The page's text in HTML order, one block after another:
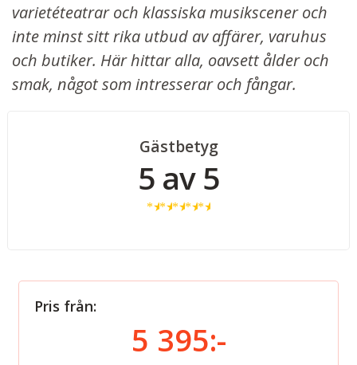
varietéteatrar och klassiska musikscener och
inte minst sitt rika utbud av affärer, varuhus
och butiker. Här hittar alla, oavsett ålder och
smak, något som intresserar och fångar.
Gästbetyg
5 av 5
★★★★★
Pris från:
5 395:-